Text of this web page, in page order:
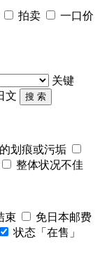
拍卖 一口价
关键
文 搜 索
划痕或污垢
整体状况不佳
束
免日本邮费
状态「在售」